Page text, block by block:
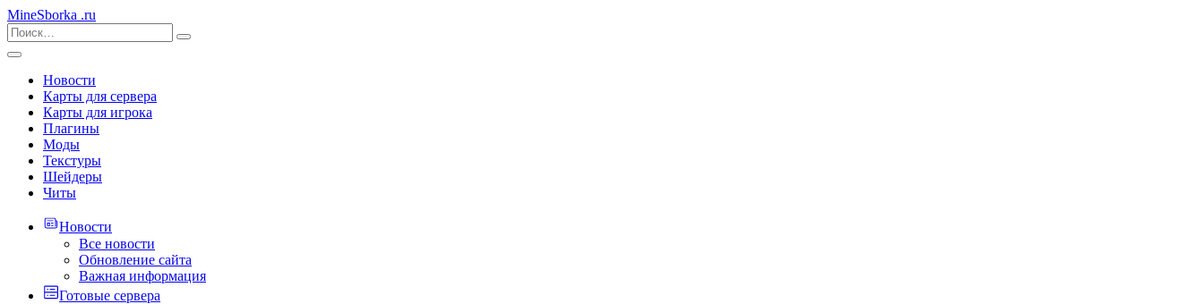
MineSborka .ru
Новости
Карты для сервера
Карты для игрока
Плагины
Моды
Текстуры
Шейдеры
Читы
Новости
Все новости
Обновление сайта
Важная информация
Готовые сервера